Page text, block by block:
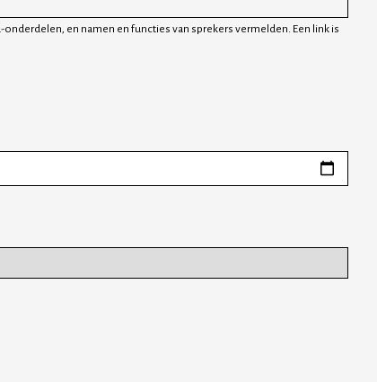
en namen en functies van sprekers vermelden. Een link is